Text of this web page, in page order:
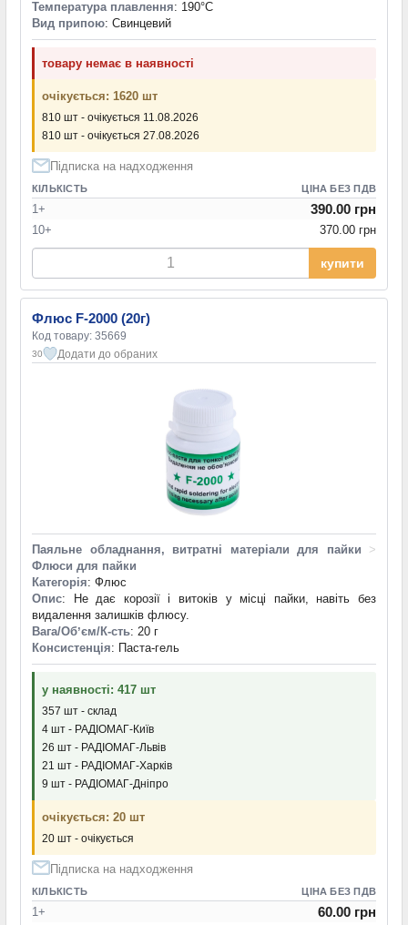
Температура плавлення: 190°С
Вид припою: Свинцевий
товару немає в наявності
очікується: 1620 шт
810 шт - очікується 11.08.2026
810 шт - очікується 27.08.2026
Підписка на надходження
КІЛЬКІСТЬ ЦІНА БЕЗ ПДВ
1+ 390.00 грн
10+ 370.00 грн
купити
Флюс F-2000 (20г)
Код товару: 35669
30 Додати до обраних
Паяльне обладнання, витратні матеріали для пайки
>
Флюси для пайки
Категорія: Флюс
Опис: Не дає корозії і витоків у місці пайки, навіть без
видалення залишків флюсу.
Вага/Обʼєм/К-сть: 20 г
Консистенція: Паста-гель
у наявності: 417 шт
357 шт - склад
4 шт - РАДІОМАГ-Київ
26 шт - РАДІОМАГ-Львів
21 шт - РАДІОМАГ-Харків
9 шт - РАДІОМАГ-Дніпро
очікується: 20 шт
20 шт - очікується
Підписка на надходження
КІЛЬКІСТЬ ЦІНА БЕЗ ПДВ
1+ 60.00 грн